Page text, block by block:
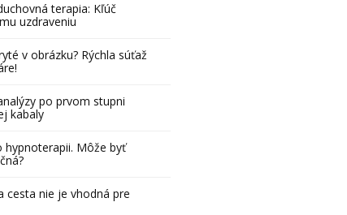
terapia: Kľúč
uzdraveniu
v obrázku? Rýchla súťaž
po prvom stupni
kabaly
hypnoterapii. Môže byť
cesta nie je vhodná pre